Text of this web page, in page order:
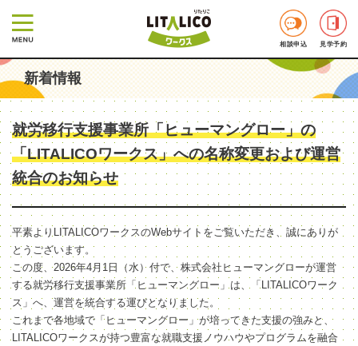
相談申込 見学予約
新着情報
就労移行支援事業所「ヒューマングロー」の
「LITALICOワークス」への名称変更および運営
統合のお知らせ
平素よりLITALICOワークスのWebサイトをご覧いただき、誠にありが
とうございます。
この度、2026年4月1日（水）付で、株式会社ヒューマングローが運営
する就労移行支援事業所「ヒューマングロー」は、「LITALICOワーク
ス」へ、運営を統合する運びとなりました。
これまで各地域で「ヒューマングロー」が培ってきた支援の強みと、
LITALICOワークスが持つ豊富な就職支援ノウハウやプログラムを融合